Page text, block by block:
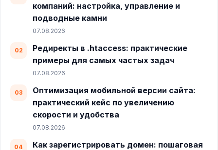
компаний: настройка, управление и
подводные камни
07.08.2026
Редиректы в .htaccess: практические
примеры для самых частых задач
07.08.2026
Оптимизация мобильной версии сайта:
практический кейс по увеличению
скорости и удобства
07.08.2026
Как зарегистрировать домен: пошаговая